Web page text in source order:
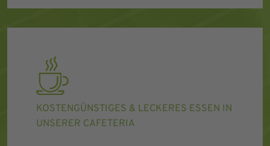
KOSTENGÜNSTIGES & LECKERES ESSEN IN
UNSERER CAFETERIA